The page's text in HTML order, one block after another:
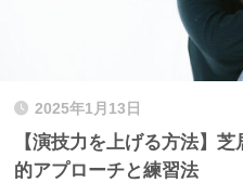
2025年1月13日
【演技力を上げる方法】
的アプローチと練習法